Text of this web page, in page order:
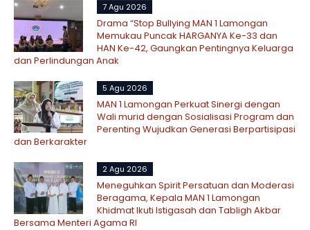
7 Agu 2026
Drama “Stop Bullying MAN 1 Lamongan
Memukau Puncak HARGANYA Ke-33 dan
HAN Ke-42, Gaungkan Pentingnya Keluarga
dan Perlindungan Anak
5 Agu 2026
MAN 1 Lamongan Perkuat Sinergi dengan
Wali murid dengan Sosialisasi Program dan
Perenting Wujudkan Generasi Berpartisipasi
dan Berkarakter
2 Agu 2026
Meneguhkan Spirit Persatuan dan Moderasi
Beragama, Kepala MAN 1 Lamongan
Khidmat Ikuti Istigasah dan Tabligh Akbar
Bersama Menteri Agama RI